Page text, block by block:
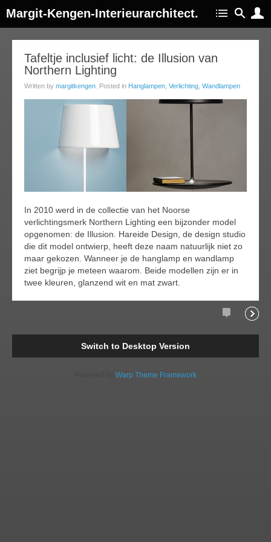
Margit-Kengen-Interieurarchitect.
Tafeltje inclusief licht: de Illusion van
Northern Lighting
Written by margitkengen . Posted in Hanglampen Verlichting Wandlampen
In 2010 werd in de collectie van het Noorse
verlichtingsmerk Northern Lighting een bijzonder model
opgenomen: de Illusion. Hareide Design, de design studio
die dit model ontwierp, heeft deze naam natuurlijk niet zo
maar gekozen. Wanneer je de hanglamp en wandlamp
ziet begrijp je meteen waarom. Beide modellen zijn er in
twee kleuren, glanzend wit en mat zwart.
Comments
Switch to Desktop Version
Warp Theme Framework